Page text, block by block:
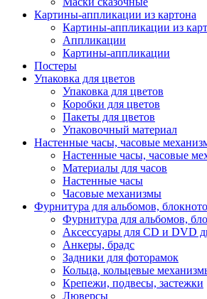
Картины-аппликации из картона
Картины-аппликации из
Аппликации
Картины-аппликации
Постеры
Упаковка для цветов
Упаковка для цветов
Коробки для цветов
Пакеты для цветов
Упаковочный материал
Настенные часы, часовые
Настенные часы, часовые
Материалы для часов
Настенные часы
Часовые механизмы
Фурнитура для альбомов,
Фурнитура для альбомов,
Аксессуары для CD и DVD
Анкеры, брадс
Задники для фоторамок
Кольца, кольцевые
Крепежи, подвесы, застежки
Люверсы